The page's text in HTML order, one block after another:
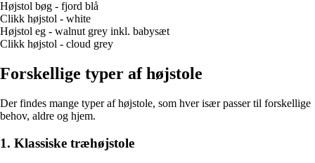
Højstol bøg - fjord blå
Clikk højstol - white
Højstol eg - walnut grey inkl. babysæt
Clikk højstol - cloud grey
Forskellige typer af højstole
Der findes mange typer af højstole, som hver især passer til forskellige
behov, aldre og hjem.
1. Klassiske træhøjstole